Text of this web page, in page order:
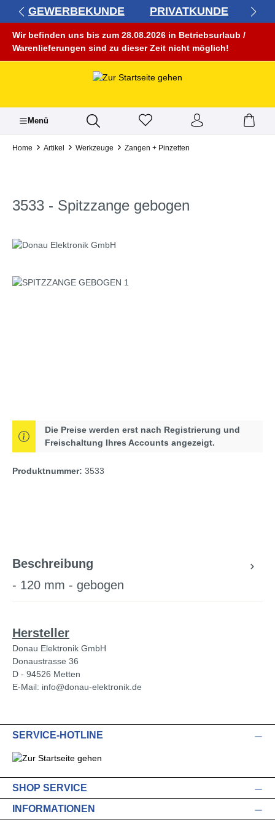
springen
GEWERBEKUNDE PRIVATKUNDE
Wir befinden uns bis zum 28.08.2026 in Betriebsurlaub /
Warenlieferungen sind zu dieser Zeit nicht möglich!
Menü
Home Artikel Werkzeuge Zangen + Pinzetten
3533 - Spitzzange gebogen
Bildergalerie überspringen
Die Preise werden erst nach Registrierung und
Freischaltung Ihres Accounts angezeigt.
Produktnummer: 3533
Beschreibung
- 120 mm - gebogen
Hersteller
Donau Elektronik GmbH
Donaustrasse 36
D - 94526 Metten
E-Mail: info@donau-elektronik.de
SERVICE-HOTLINE
SHOP SERVICE
INFORMATIONEN